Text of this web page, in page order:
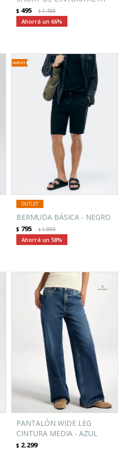
$ 495 $1.499
66
BERMUDA BÁSICA - NEGRO
$ 795 $1.899
58
PANTALÓN WIDE LEG
CINTURA MEDIA - AZUL
$ 2.299